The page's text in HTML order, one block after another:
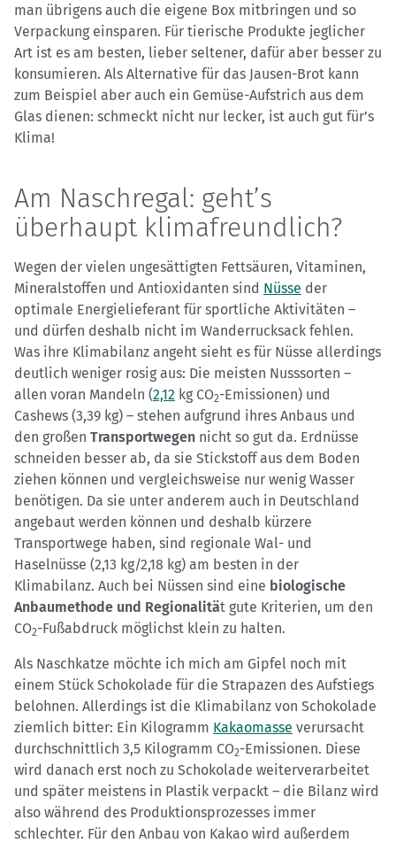
man übrigens auch die eigene Box mitbringen und so
Verpackung einsparen. Für tierische Produkte jeglicher
Art ist es am besten, lieber seltener, dafür aber besser zu
konsumieren. Als Alternative für das Jausen-Brot kann
zum Beispiel aber auch ein Gemüse-Aufstrich aus dem
Glas dienen: schmeckt nicht nur lecker, ist auch gut für’s
Klima!
Am Naschregal: geht’s
überhaupt klimafreundlich?
Wegen der vielen ungesättigten Fettsäuren, Vitaminen,
Mineralstoffen und Antioxidanten sind Nüsse der
optimale Energielieferant für sportliche Aktivitäten –
und dürfen deshalb nicht im Wanderrucksack fehlen.
Was ihre Klimabilanz angeht sieht es für Nüsse allerdings
deutlich weniger rosig aus: Die meisten Nusssorten –
allen voran Mandeln (2,12 kg CO2-Emissionen) und
Cashews (3,39 kg) – stehen aufgrund ihres Anbaus und
den großen Transportwegen nicht so gut da. Erdnüsse
schneiden besser ab, da sie Stickstoff aus dem Boden
ziehen können und vergleichsweise nur wenig Wasser
benötigen. Da sie unter anderem auch in Deutschland
angebaut werden können und deshalb kürzere
Transportwege haben, sind regionale Wal- und
Haselnüsse (2,13 kg/2,18 kg) am besten in der
Klimabilanz. Auch bei Nüssen sind eine biologische
Anbaumethode und Regionalität gute Kriterien, um den
CO2-Fußabdruck möglichst klein zu halten.
Als Naschkatze möchte ich mich am Gipfel noch mit
einem Stück Schokolade für die Strapazen des Aufstiegs
belohnen. Allerdings ist die Klimabilanz von Schokolade
ziemlich bitter: Ein Kilogramm Kakaomasse verursacht
durchschnittlich 3,5 Kilogramm CO2-Emissionen. Diese
wird danach erst noch zu Schokolade weiterverarbeitet
und später meistens in Plastik verpackt – die Bilanz wird
also während des Produktionsprozesses immer
schlechter. Für den Anbau von Kakao wird außerdem